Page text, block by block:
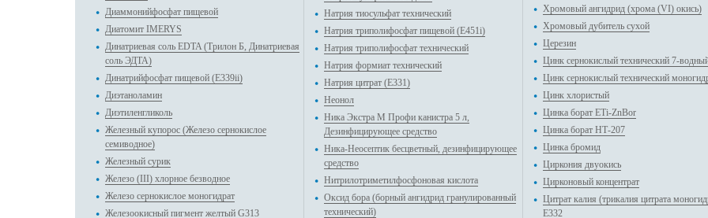
Диаммонийфосфат пищевой
Диатомит IMERYS
Динатриевая соль EDTA (Трилон Б, Динатриевая
соль ЭДТА)
Динатрийфосфат пищевой (Е339ii)
Диэтаноламин
Диэтиленгликоль
Железный купорос (Железо сернокислое
семиводное)
Железный сурик
Железо (III) хлорное безводное
Железо сернокислое моногидрат
Железоокисный пигмент желтый G313
Натрия тиосульфат технический
Натрия триполифосфат пищевой (E451i)
Натрия триполифосфат технический
Натрия формиат технический
Натрия цитрат (E331)
Неонол
Ника Экстра М Профи канистра 5 л,
Дезинфицирующее средство
Ника-Неосептик бесцветный, дезинфицирующее
средство
Нитрилотриметилфосфоновая кислота
Оксид бора (борный ангидрид гранулированный
технический)
Хромовый ангидрид (хрома (VI) окись)
Хромовый дубитель сухой
Церезин
Цинк сернокислый технический 7-
Цинк сернокислый технический
Цинк хлористый
Цинка борат ETi-ZnBor
Цинка борат НТ-207
Цинка бромид
Циркония двуокись
Цирконовый концентрат
Цитрат калия (трикалия цитрата
E332